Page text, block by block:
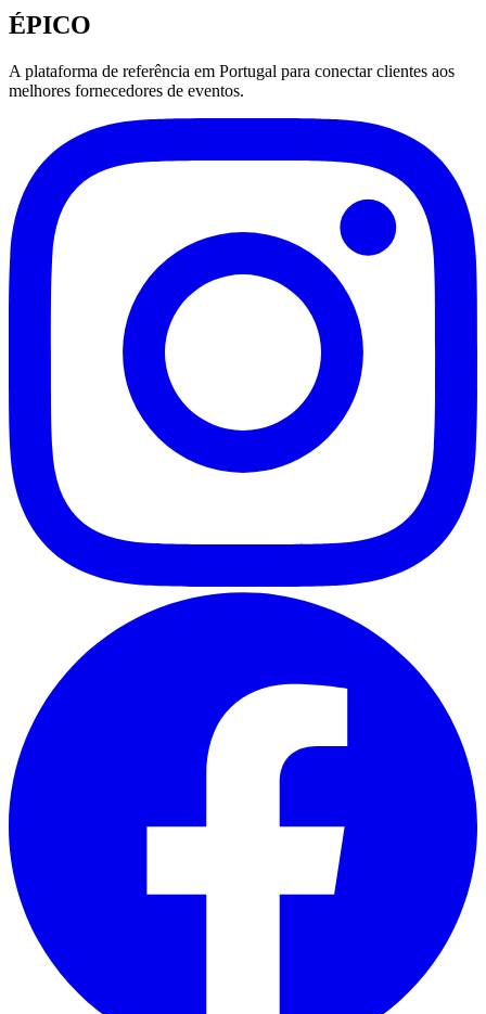
ÉPICO
A plataforma de referência em Portugal para conectar clientes aos
melhores fornecedores de eventos.